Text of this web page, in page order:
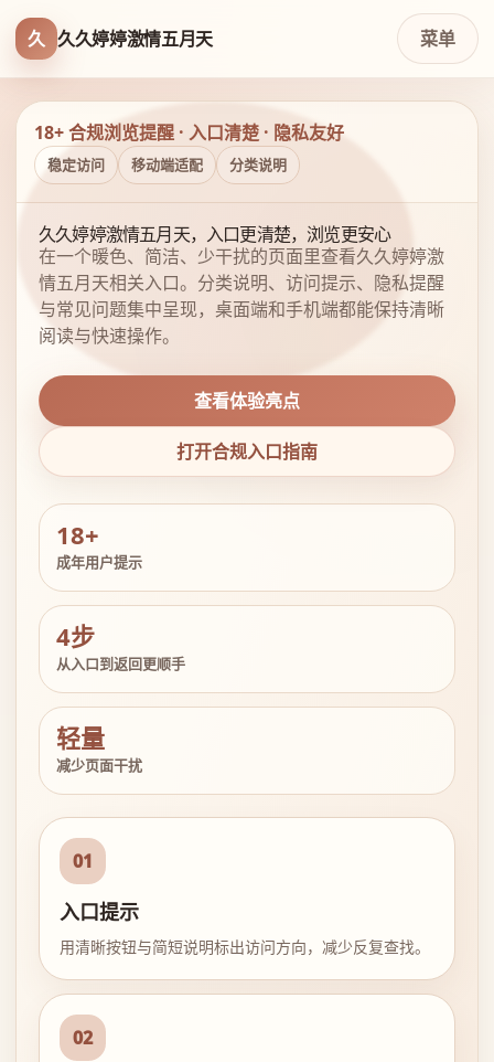
久 久久婷婷激情五月天 菜单
18+ 合规浏览提醒 · 入口清楚 · 隐私友好
稳定访问 移动端适配 分类说明
久久婷婷激情五月天，入口更清楚，浏览更安心
在一个暖色、简洁、少干扰的页面里查看久久婷婷激
情五月天相关入口。分类说明、访问提示、隐私提醒
与常见问题集中呈现，桌面端和手机端都能保持清晰
阅读与快速操作。
查看体验亮点
打开合规入口指南
18+
成年用户提示
4步
从入口到返回更顺手
轻量
减少页面干扰
01
入口提示
用清晰按钮与简短说明标出访问方向，减少反复查找。
02